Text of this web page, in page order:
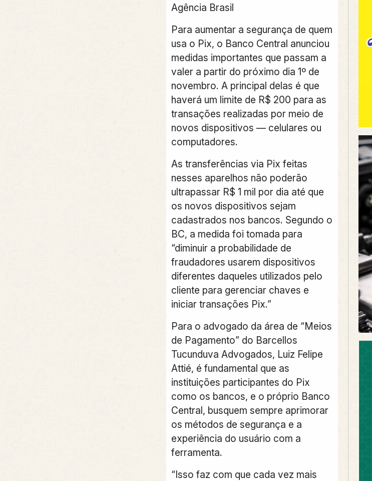
Agência Brasil
Para aumentar a segurança de quem
usa o Pix, o Banco Central anunciou
medidas importantes que passam a
valer a partir do próximo dia 1º de
novembro. A principal delas é que
haverá um limite de R$ 200 para as
transações realizadas por meio de
novos dispositivos — celulares ou
computadores.
As transferências via Pix feitas
nesses aparelhos não poderão
ultrapassar R$ 1 mil por dia até que
os novos dispositivos sejam
cadastrados nos bancos. Segundo o
BC, a medida foi tomada para
“diminuir a probabilidade de
fraudadores usarem dispositivos
diferentes daqueles utilizados pelo
cliente para gerenciar chaves e
iniciar transações Pix.”
Para o advogado da área de “Meios
de Pagamento” do Barcellos
Tucunduva Advogados, Luiz Felipe
Attié, é fundamental que as
instituições participantes do Pix
como os bancos, e o próprio Banco
Central, busquem sempre aprimorar
os métodos de segurança e a
experiência do usuário com a
ferramenta.
“Isso faz com que cada vez mais